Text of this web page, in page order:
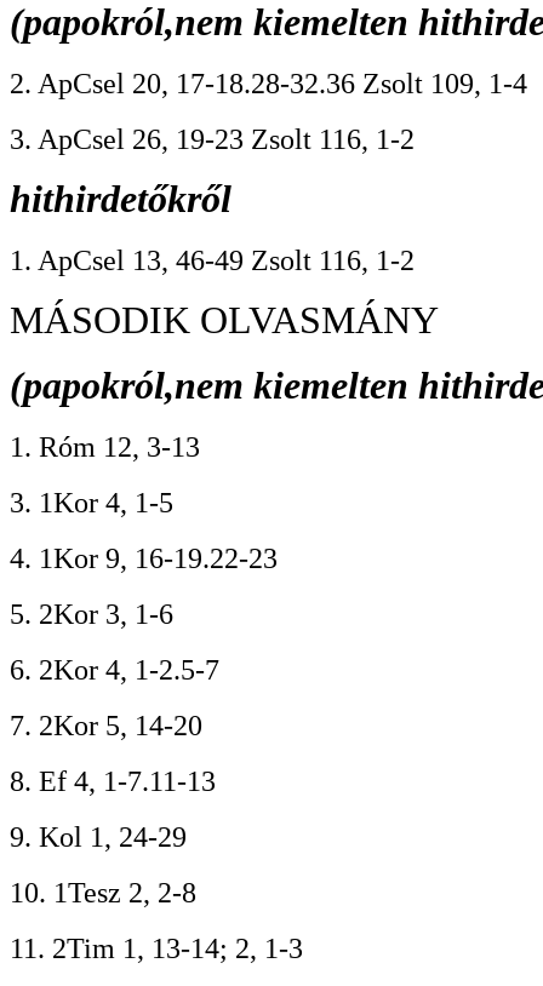
(papokról,nem kiemelten
2. ApCsel 20, 17-18.28-32.36 Zsolt 109, 1-4
3. ApCsel 26, 19-23 Zsolt 116, 1-2
hithirdetőkről
1. ApCsel 13, 46-49 Zsolt 116, 1-2
MÁSODIK OLVASMÁNY
(papokról,nem kiemelten
1. Róm 12, 3-13
3. 1Kor 4, 1-5
4. 1Kor 9, 16-19.22-23
5. 2Kor 3, 1-6
6. 2Kor 4, 1-2.5-7
7. 2Kor 5, 14-20
8. Ef 4, 1-7.11-13
9. Kol 1, 24-29
10. 1Tesz 2, 2-8
11. 2Tim 1, 13-14; 2, 1-3